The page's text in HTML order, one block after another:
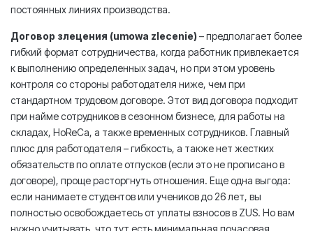
постоянных линиях производства.
Договор злецения (umowa zlecenie) – предполагает более
гибкий формат сотрудничества, когда работник привлекается
к выполнению определенных задач, но при этом уровень
контроля со стороны работодателя ниже, чем при
стандартном трудовом договоре. Этот вид договора подходит
при найме сотрудников в сезонном бизнесе, для работы на
складах, HoReCa, а также временных сотрудников. Главный
плюс для работодателя – гибкость, а также нет жестких
обязательств по оплате отпусков (если это не прописано в
договоре), проще расторгнуть отношения. Еще одна выгода:
если нанимаете студентов или учеников до 26 лет, вы
полностью освобождаетесь от уплаты взносов в ZUS. Но вам
нужно учитывать, что тут есть минимальная почасовая